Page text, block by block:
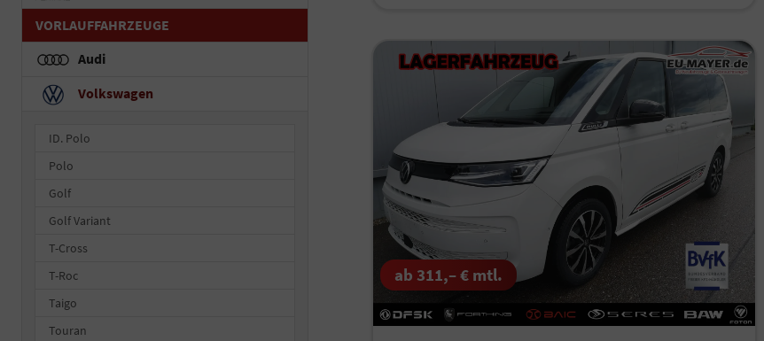
ab 311,– € mtl.
VORLAUFFAHRZEUGE
Audi
Volkswagen
ID. Polo
Polo
Golf
Golf Variant
T-Cross
T-Roc
Taigo
Touran